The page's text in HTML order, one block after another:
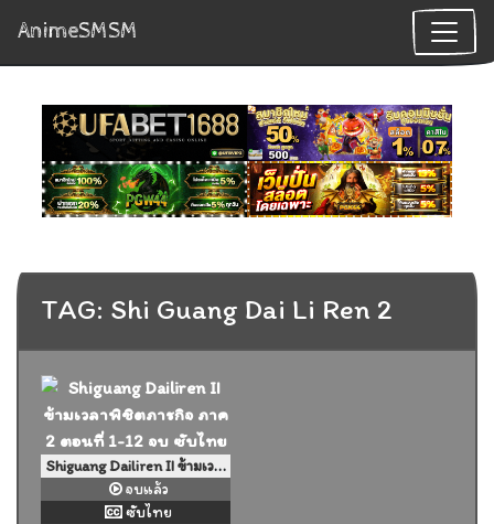
AnimeSMSM
TAG: Shi Guang Dai Li Ren 2
Shiguang Dailiren II ข้ามเวลาพิชิตภารกิจ ภาค 2 ตอนที่ 1-12 จบ ซับไทย
จบแล้ว
ซับไทย